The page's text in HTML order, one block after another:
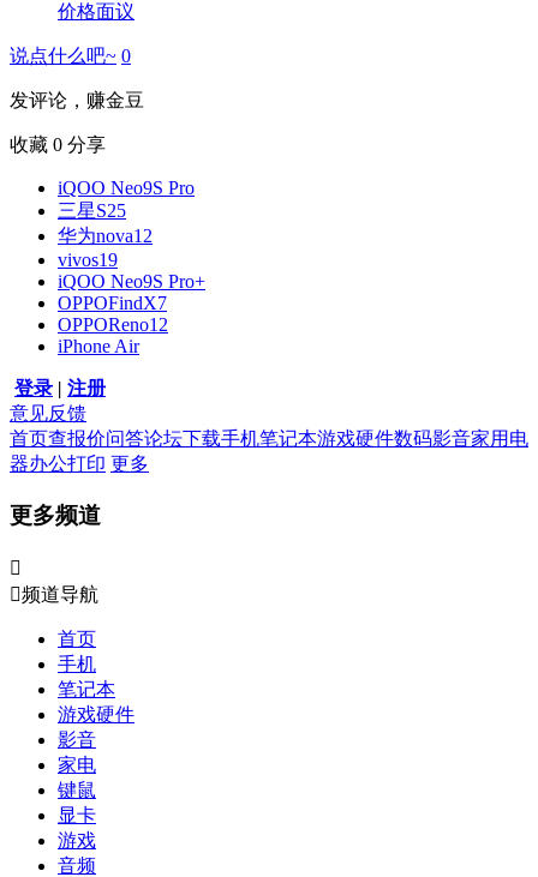
价格面议
说点什么吧~ 0
发评论，赚金豆
收藏 0 分享
iQOO Neo9S Pro
三星S25
华为nova12
vivos19
iQOO Neo9S Pro+
OPPOFindX7
OPPOReno12
iPhone Air
登录 | 注册
意见反馈
首页查报价问答论坛下载手机笔记本游戏硬件数码影音家用电
器办公打印 更多
更多频道

频道导航
首页
手机
笔记本
游戏硬件
影音
家电
键鼠
显卡
游戏
音频